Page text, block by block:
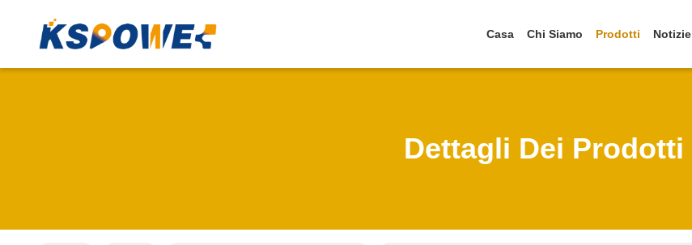
Casa Chi Siamo Prodotti Notizie
Dettagli Dei Prodotti